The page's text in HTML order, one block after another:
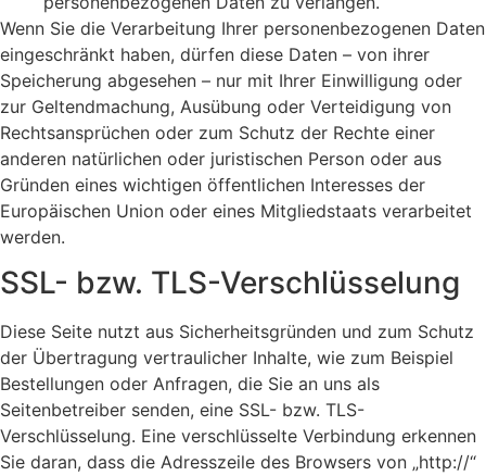
Wenn Sie die Verarbeitung Ihrer personenbezogenen Daten
eingeschränkt haben, dürfen diese Daten – von ihrer
Speicherung abgesehen – nur mit Ihrer Einwilligung oder
zur Geltendmachung, Ausübung oder Verteidigung von
Rechtsansprüchen oder zum Schutz der Rechte einer
anderen natürlichen oder juristischen Person oder aus
Gründen eines wichtigen öffentlichen Interesses der
Europäischen Union oder eines Mitgliedstaats verarbeitet
werden.
SSL- bzw. TLS-Verschlüsselung
Diese Seite nutzt aus Sicherheitsgründen und zum Schutz
der Übertragung vertraulicher Inhalte, wie zum Beispiel
Bestellungen oder Anfragen, die Sie an uns als
Seitenbetreiber senden, eine SSL- bzw. TLS-
Verschlüsselung. Eine verschlüsselte Verbindung erkennen
Sie daran, dass die Adresszeile des Browsers von „http://“